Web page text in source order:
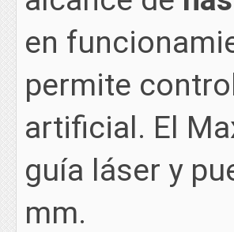
en
permite
artificial. El
guía láser y
mm.